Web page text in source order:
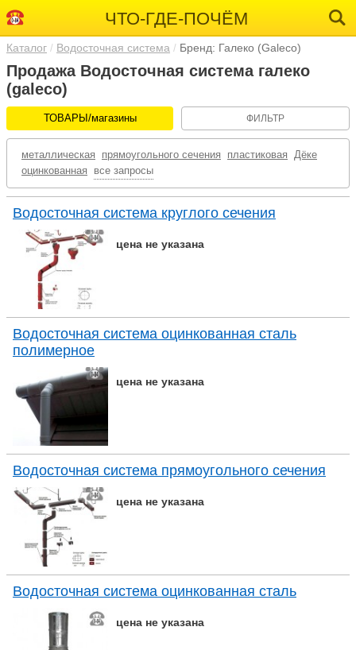
ЧТО-ГДЕ-ПОЧЁМ
Каталог Водосточная система Бренд: Галеко (Galeco)
Продажа Водосточная система галеко
(galeco)
ТОВАРЫ/магазины ФИЛЬТР
металлическая прямоугольного сечения пластиковая Дёке
оцинкованная
все запросы
Водосточная система круглого сечения
цена не указана
Водосточная система оцинкованная сталь
полимерное
цена не указана
Водосточная система прямоугольного сечения
цена не указана
Водосточная система оцинкованная сталь
цена не указана